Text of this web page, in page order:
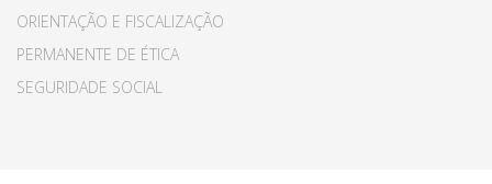
ORIENTAÇÃO E FISCALIZAÇÃO
PERMANENTE DE ÉTICA
SEGURIDADE SOCIAL